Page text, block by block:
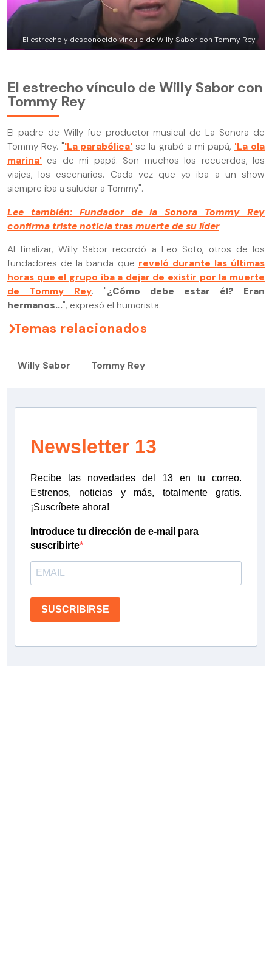
El estrecho y desconocido vínculo de Willy Sabor con Tommy Rey
El estrecho vínculo de Willy Sabor con
Tommy Rey
El padre de Willy fue productor musical de La Sonora de
Tommy Rey. "'La parabólica' se la grabó a mi papá, 'La ola
marina' es de mi papá. Son muchos los recuerdos, los
viajes, los escenarios. Cada vez que yo iba a un show
siempre iba a saludar a Tommy".
Lee también: Fundador de la Sonora Tommy Rey
confirma triste noticia tras muerte de su líder
Al finalizar, Willy Sabor recordó a Leo Soto, otros de los
fundadores de la banda que reveló durante las últimas
horas que el grupo iba a dejar de existir por la muerte
de Tommy Rey. "¿Cómo debe estar él? Eran
hermanos...", expresó el humorista.
Temas relacionados
Willy Sabor Tommy Rey
Newsletter 13
Recibe las novedades del 13 en tu correo.
Estrenos, noticias y más, totalmente gratis.
¡Suscríbete ahora!
Introduce tu dirección de e-mail para
suscribirte
SUSCRIBIRSE